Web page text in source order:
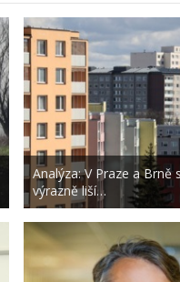
Analýza: V Praze a Brně
výrazně liší…